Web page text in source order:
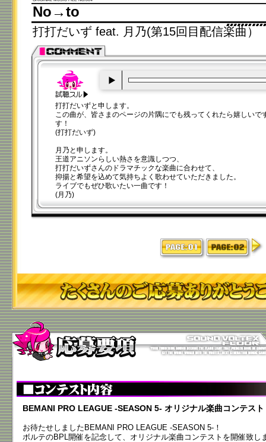
No→to
打打だいず feat. 月乃(第15回目配信楽曲）
打打だいずと申します。
この曲が、皆さまのページの片隅にでも残ってくれたら嬉しいで
す！
(打打だいず)
月乃と申します。
王道アニソンらしい熱さを意識しつつ、
打打だいずさんのドラマチックな楽曲に合わせて、
抑揚と希望を込めて気持ちよく歌わせていただきました。
ライブでもぜひ歌いたい一曲です！
(月乃)
BEMANI PRO LEAGUE -SEASON 5- オリジナル楽曲コンテスト
お待たせしましたBEMANI PRO LEAGUE -SEASON 5-！
ボルテのBPL開催を記念して、オリジナル楽曲コンテストを開催致し